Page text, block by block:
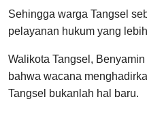
Sehingga warga Tangsel
pelayanan hukum yang
Walikota Tangsel,
bahwa wacana
Tangsel bukanlah hal baru.